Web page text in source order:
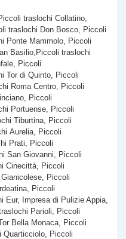
traslochi Collatino,
traslochi Don Bosco, Piccoli
Ponte Mammolo, Piccoli
Basilio,Piccoli traslochi
Piccoli
Tor di Quinto, Piccoli
Roma Centro, Piccoli
Piccoli
Portuense, Piccoli
Tiburtina, Piccoli
Aurelia, Piccoli
Prati, Piccoli
San Giovanni, Piccoli
Cinecittà, Piccoli
Piccoli
Piccoli
Eur, Impresa di Pulizie Appia,
Parioli, Piccoli
Bella Monaca, Piccoli
Quarticciolo, Piccoli